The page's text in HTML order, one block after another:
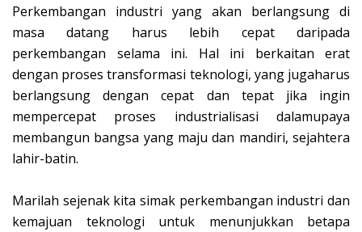
Perkembangan industri yang akan berlangsung di
masa datang harus lebih cepat daripada
perkembangan selama ini. Hal ini berkaitan erat
dengan proses transformasi teknologi, yang jugaharus
berlangsung dengan cepat dan tepat jika ingin
mempercepat proses industrialisasi dalamupaya
membangun bangsa yang maju dan mandiri, sejahtera
lahir-batin.
Marilah sejenak kita simak perkembangan industri dan
kemajuan teknologi untuk menunjukkan betapa